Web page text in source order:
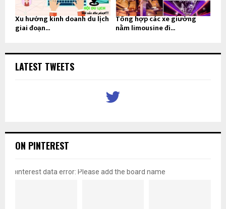
Xu hướng kinh doanh du lịch
giai đoạn...
Tổng hợp các xe giường
nằm limousine đi...
LATEST TWEETS
ON PINTEREST
pinterest data error: Please add the board name